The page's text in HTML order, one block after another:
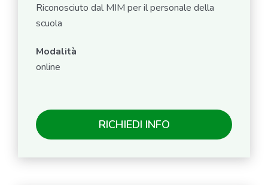
Riconosciuto dal MIM per il personale della
scuola
Modalità
online
RICHIEDI INFO